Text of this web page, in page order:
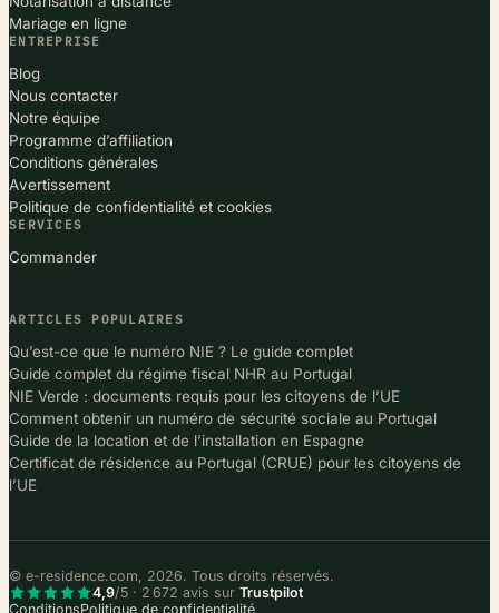
Mariage en ligne
ENTREPRISE
Blog
Nous contacter
Notre équipe
Programme d’affiliation
Conditions générales
Avertissement
Politique de confidentialité et cookies
SERVICES
Commander
ARTICLES POPULAIRES
Qu’est-ce que le numéro NIE ? Le guide complet
Guide complet du régime fiscal NHR au Portugal
NIE Verde : documents requis pour les citoyens de l’UE
Comment obtenir un numéro de sécurité sociale au Portugal
Guide de la location et de l’installation en Espagne
Certificat de résidence au Portugal (CRUE) pour les citoyens de
l’UE
© e-residence.com, 2026. Tous droits réservés.
4,9/5 · 2 672 avis sur Trustpilot
ConditionsPolitique de confidentialité